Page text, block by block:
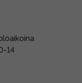
14